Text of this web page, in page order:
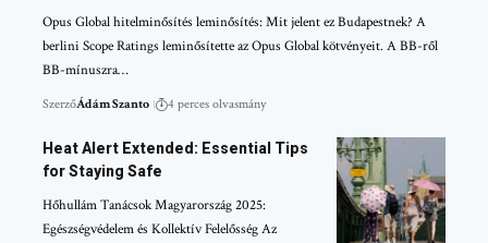
Opus Global hitelminősítés leminősítés: Mit jelent ez Budapestnek? A
berlini Scope Ratings leminősítette az Opus Global kötvényeit. A BB-ről
BB-mínuszra…
SzerzőÁdám Szanto 4 perces olvasmány
Heat Alert Extended: Essential Tips
for Staying Safe
Hőhullám Tanácsok Magyarország 2025:
Egészségvédelem és Kollektív Felelősség Az